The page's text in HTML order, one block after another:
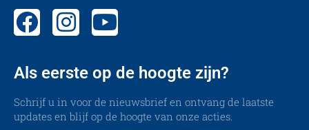
Als eerste op de hoogte zijn?
Schrijf u in voor de nieuwsbrief en ontvang de laatste
updates en blijf op de hoogte van onze acties.